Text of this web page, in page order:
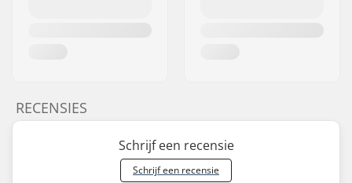
RECENSIES
Schrijf een recensie
Schrijf een recensie